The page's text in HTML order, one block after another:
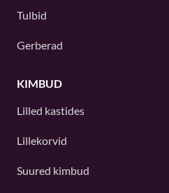
Tulbid
Gerberad
KIMBUD
Lilled kastides
Lillekorvid
Suured kimbud